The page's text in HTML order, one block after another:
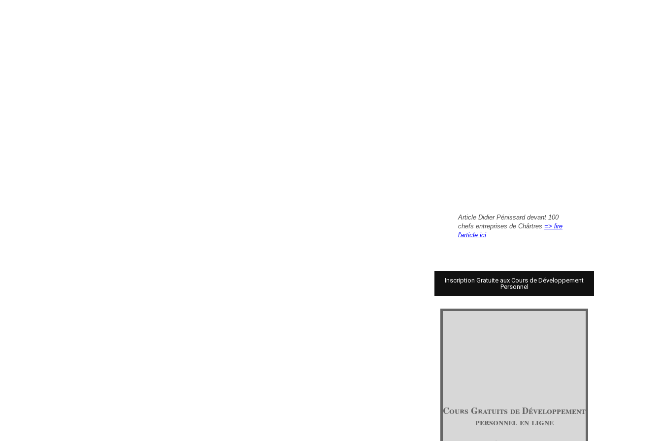
Article Didier Pénissard devant 100
chefs entreprises de Chârtres => lire
l'article ici
Inscription Gratuite aux Cours de Développement
Personnel
Cours Gratuits de Développement
personnel en ligne